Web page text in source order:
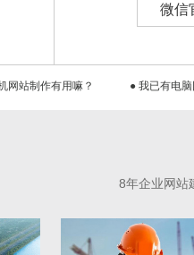
微信
网站制作有用嘛？ ● 我已有电
8年企业网站